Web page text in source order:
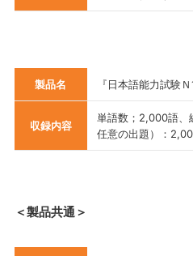
製品名 『日本語能力試験
収録内容
単語数；2,000語、
任意の出題）：
＜製品共通＞